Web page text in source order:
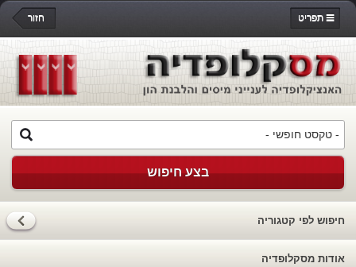
חזור תפריט
בצע חיפוש
חיפוש לפי קטגוריה
אודות מסקלופדיה